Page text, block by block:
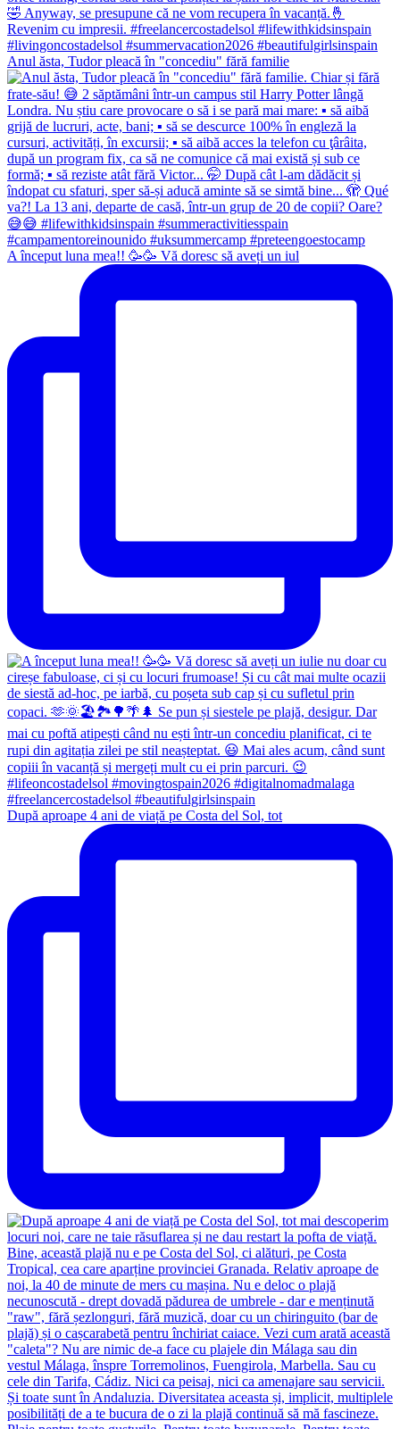
Anul ăsta, Tudor pleacă în "concediu" fără familie
A început luna mea!! 🥳🥳 Vă doresc să aveți un iul
După aproape 4 ani de viață pe Costa del Sol, tot